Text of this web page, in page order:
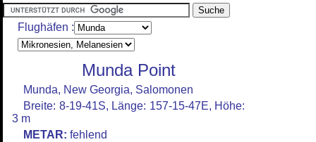
Flughäfen :
Munda Point
Munda, New Georgia, Salomonen
Breite: 8-19-41S, Länge: 157-15-47E, Höhe:
3 m
METAR: fehlend